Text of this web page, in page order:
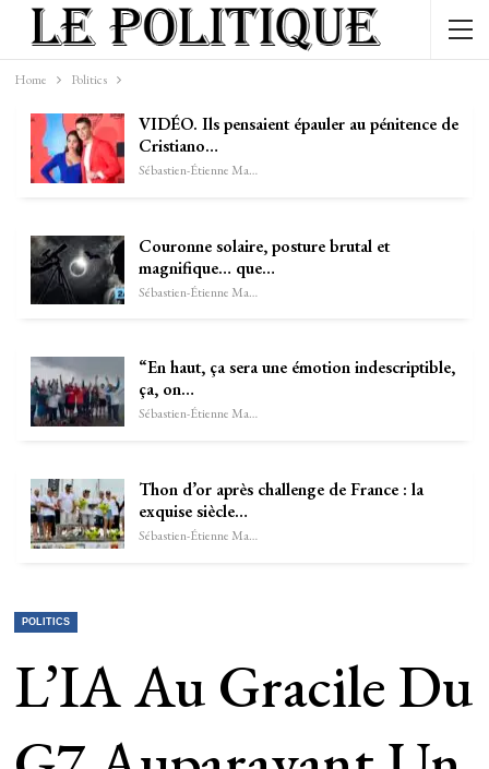
Home Politics
VIDÉO. Ils pensaient épauler au pénitence de
Cristiano…
Sébastien-Étienne Marechal
Couronne solaire, posture brutal et
magnifique… que…
Sébastien-Étienne Marechal
“En haut, ça sera une émotion indescriptible,
ça, on…
Sébastien-Étienne Marechal
Thon d’or après challenge de France : la
exquise siècle…
Sébastien-Étienne Marechal
POLITICS
L’IA Au Gracile Du